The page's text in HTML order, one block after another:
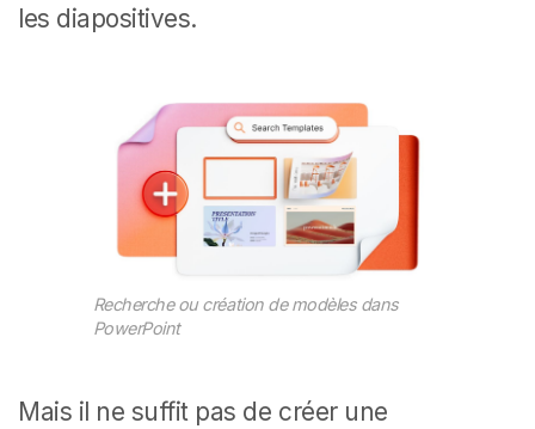
les diapositives.
Recherche ou création de modèles dans
PowerPoint
Mais il ne suffit pas de créer une